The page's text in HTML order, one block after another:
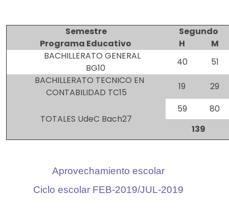
Semestre
Segundo
Programa Educativo
H
M
BACHILLERATO GENERAL
BG10
40
51
BACHILLERATO TECNICO EN
CONTABILIDAD TC15
19 29
TOTALES UdeC Bach27
59
80
139
Aprovechamiento escolar
Ciclo escolar FEB-2019/JUL-2019